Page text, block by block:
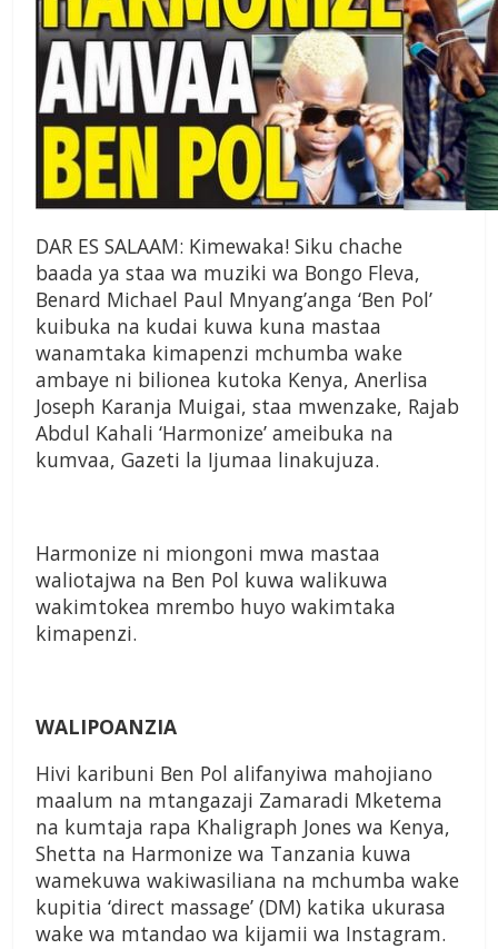
DAR ES SALAAM: Kimewaka! Siku chache
baada ya staa wa muziki wa Bongo Fleva,
Benard Michael Paul Mnyang’anga ‘Ben Pol’
kuibuka na kudai kuwa kuna mastaa
wanamtaka kimapenzi mchumba wake
ambaye ni bilionea kutoka Kenya, Anerlisa
Joseph Karanja Muigai, staa mwenzake, Rajab
Abdul Kahali ‘Harmonize’ ameibuka na
kumvaa, Gazeti la Ijumaa linakujuza.
Harmonize ni miongoni mwa mastaa
waliotajwa na Ben Pol kuwa walikuwa
wakimtokea mrembo huyo wakimtaka
kimapenzi.
WALIPOANZIA
Hivi karibuni Ben Pol alifanyiwa mahojiano
maalum na mtangazaji Zamaradi Mketema
na kumtaja rapa Khaligraph Jones wa Kenya,
Shetta na Harmonize wa Tanzania kuwa
wamekuwa wakiwasiliana na mchumba wake
kupitia ‘direct massage’ (DM) katika ukurasa
wake wa mtandao wa kijamii wa Instagram.